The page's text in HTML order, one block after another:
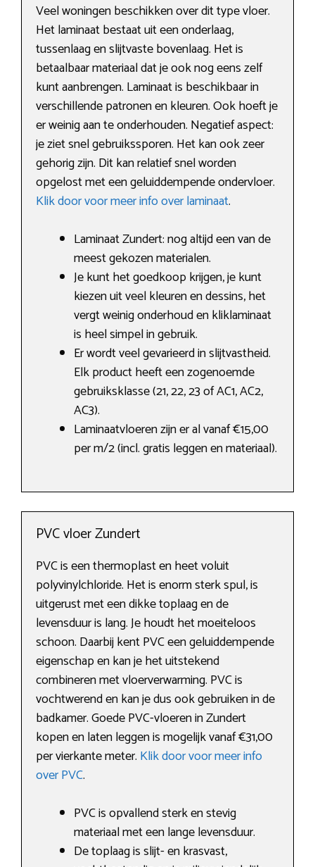
Veel woningen beschikken over dit type vloer.
Het laminaat bestaat uit een onderlaag,
tussenlaag en slijtvaste bovenlaag. Het is
betaalbaar materiaal dat je ook nog eens zelf
kunt aanbrengen. Laminaat is beschikbaar in
verschillende patronen en kleuren. Ook hoeft je
er weinig aan te onderhouden. Negatief aspect:
je ziet snel gebruikssporen. Het kan ook zeer
gehorig zijn. Dit kan relatief snel worden
opgelost met een geluiddempende ondervloer.
Klik door voor meer info over laminaat.
Laminaat Zundert: nog altijd een van de
meest gekozen materialen.
Je kunt het goedkoop krijgen, je kunt
kiezen uit veel kleuren en dessins, het
vergt weinig onderhoud en kliklaminaat
is heel simpel in gebruik.
Er wordt veel gevarieerd in slijtvastheid.
Elk product heeft een zogenoemde
gebruiksklasse (21, 22, 23 of AC1, AC2,
AC3).
Laminaatvloeren zijn er al vanaf €15,00
per m/2 (incl. gratis leggen en materiaal).
PVC vloer Zundert
PVC is een thermoplast en heet voluit
polyvinylchloride. Het is enorm sterk spul, is
uitgerust met een dikke toplaag en de
levensduur is lang. Je houdt het moeiteloos
schoon. Daarbij kent PVC een geluiddempende
eigenschap en kan je het uitstekend
combineren met vloerverwarming. PVC is
vochtwerend en kan je dus ook gebruiken in de
badkamer. Goede PVC-vloeren in Zundert
kopen en laten leggen is mogelijk vanaf €31,00
per vierkante meter. Klik door voor meer info
over PVC.
PVC is opvallend sterk en stevig
materiaal met een lange levensduur.
De toplaag is slijt- en krasvast,